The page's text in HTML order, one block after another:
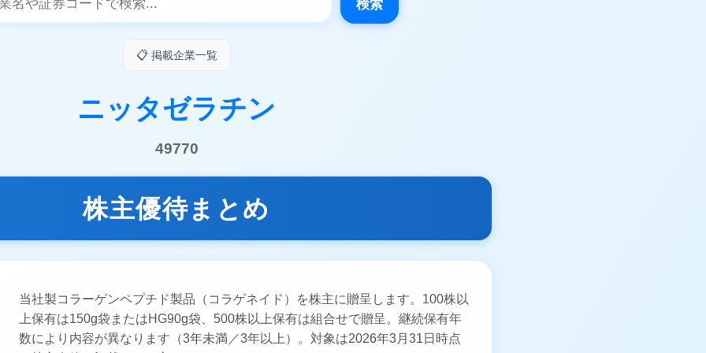
検索
📋 掲載企業一覧
ニッタゼラチン
49770
株主優待まとめ
当社製コラーゲンペプチド製品（コラゲネイド）を株主に贈呈します。100株以
上保有は150g袋またはHG90g袋、500株以上保有は組合せで贈呈。継続保有年
数により内容が異なります（3年未満／3年以上）。対象は2026年3月31日時点